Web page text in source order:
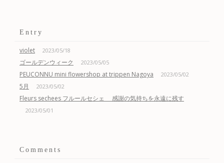
Entry
violet 2023/05/18
ゴールデンウィーク 2023/05/05
PEUCONNU mini flowershop at trippen Nagoya 2023/05/02
5月 2023/05/02
Fleurs sechees フルールセシェ 感謝の気持ちを永遠に残す
2023/05/01
Comments